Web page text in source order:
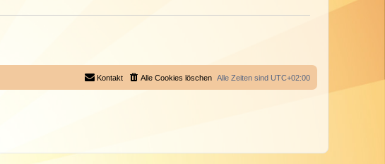
Alle Zeiten sind UTC+02:00
Alle Cookies löschen
Kontakt